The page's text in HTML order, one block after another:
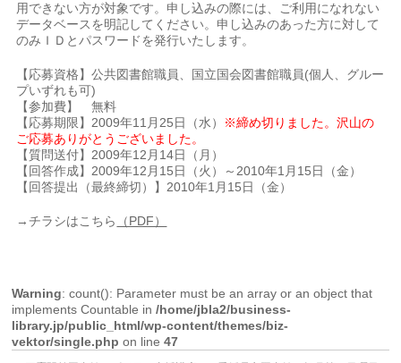
用できない方が対象です。申し込みの際には、ご利用になれない
データベースを明記してください。申し込みのあった方に対して
のみＩＤとパスワードを発行いたします。
【応募資格】公共図書館職員、国立国会図書館職員(個人、グルー
プいずれも可)
【参加費】 無料
【応募期限】2009年11月25日（水） ※締め切りました。沢山の
ご応募ありがとうございました。
【質問送付】2009年12月14日（月）
【回答作成】2009年12月15日（火）～2010年1月15日（金）
【回答提出（最終締切）】2010年1月15日（金）
→チラシはこちら （PDF）
Warning: count(): Parameter must be an array or an object that
implements Countable in/home/jbla2/business-
library.jp/public_html/wp-content/themes/biz-
vektor/single.php on line47